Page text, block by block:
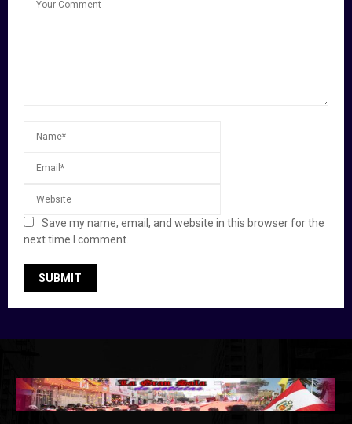
Save my name, email, and website in this browser for the
next time I comment.